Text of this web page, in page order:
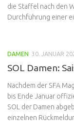
die Staffel nach den
Durchführung einer
DAMEN 30. JANUAR
SOL Damen:
Nachdem der SFA
bis Ende Januar
SOL der Damen
einzelnen